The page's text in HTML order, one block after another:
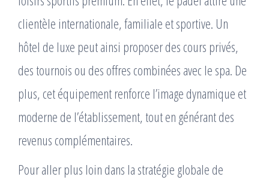
clientèle internationale, familiale et sportive. Un
hôtel de luxe peut ainsi proposer des cours privés,
des tournois ou des offres combinées avec le spa. De
plus, cet équipement renforce l’image dynamique et
moderne de l’établissement, tout en générant des
revenus complémentaires.
Pour aller plus loin dans la stratégie globale de